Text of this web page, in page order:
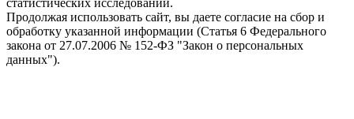
статистических исследований.
Продолжая использовать сайт, вы даете согласие на сбор и
обработку указанной информации (Статья 6 Федерального
закона от 27.07.2006 № 152-ФЗ "Закон о персональных
данных").